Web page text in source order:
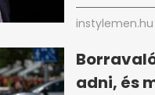
instylemen.hu
adni, és